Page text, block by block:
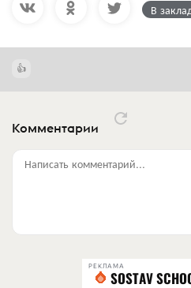
В
Комментарии
Написать комментарий...
РЕКЛАМА